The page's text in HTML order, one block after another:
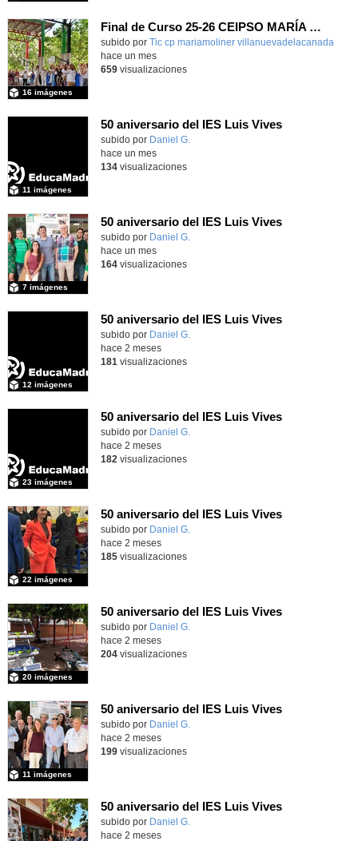
Final de Curso 25-26 CEIPSO MARÍA MOLINER
subido por Tic cp mariamoliner villanuevadelacanada
16 imágenes
hace un mes
659visualizaciones
50 aniversario del IES Luis Vives
subido por Daniel G.
11 imágenes
hace un mes
134visualizaciones
50 aniversario del IES Luis Vives
subido por Daniel G.
7 imágenes
hace un mes
164visualizaciones
50 aniversario del IES Luis Vives
subido por Daniel G.
12 imágenes
hace 2 meses
181 visualizaciones
50 aniversario del IES Luis Vives
subido por Daniel G.
23 imágenes
hace 2 meses
182 visualizaciones
50 aniversario del IES Luis Vives
subido por Daniel G.
22 imágenes
hace 2 meses
185visualizaciones
50 aniversario del IES Luis Vives
subido por Daniel G.
20 imágenes
hace 2 meses
204visualizaciones
50 aniversario del IES Luis Vives
subido por Daniel G.
11 imágenes
hace 2 meses
199visualizaciones
50 aniversario del IES Luis Vives
subido por Daniel G.
hace 2 meses